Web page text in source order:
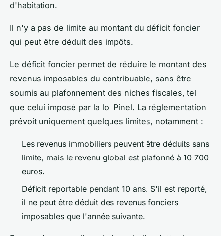
d'habitation.
Il n'y a pas de limite au montant du déficit foncier
qui peut être déduit des impôts.
Le déficit foncier permet de réduire le montant des
revenus imposables du contribuable, sans être
soumis au plafonnement des niches fiscales, tel
que celui imposé par la loi Pinel. La réglementation
prévoit uniquement quelques limites, notamment :
Les revenus immobiliers peuvent être déduits sans
limite, mais le revenu global est plafonné à 10 700
euros.
Déficit reportable pendant 10 ans. S'il est reporté,
il ne peut être déduit des revenus fonciers
imposables que l'année suivante.